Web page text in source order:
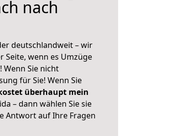
nach
deutschlandweit – wir
Seite, wenn es Umzüge
Sie nicht
für Sie! Wenn Sie
überhaupt mein
– dann wählen Sie sie
Antwort auf Ihre Fragen